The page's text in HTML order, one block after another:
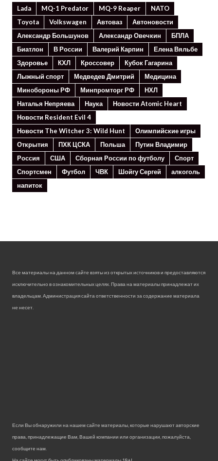
Lada MQ-1 Predator MQ-9 Reaper
NATO
Toyota
Volkswagen Автоваз
Автоновости
Александр Большунов
Александр Овечкин
БПЛА
Биатлон
В России Валерий Карпин
Елена Вяльбе
Здоровье
КХЛ Кроссовер
Кубок Гагарина
Лыжный спорт
Медведев Дмитрий
Медицина
Минoбороны РФ
Минпромторг РФ
НХЛ
Наталья Непряева
Наука
Новости Atomic Heart
Новости Resident Evil 4
Новости The Witcher 3: Wild Hunt
Олимпийские игры
Открытия
ПХК ЦСКА Польша
Путин Владимир
Россия
США Сборная России по футболу
Спорт
Спортсмен
Футбол ЧВК Шойгу Сергей
алкоголь
напиток
Все материалы на данном сайте взяты из открытых источников и предоставляются
исключительно в ознакомительных целях. Права на материалы принадлежат их
владельцам. Администрация сайта ответственности за содержание материала
не несет.
Если Вы обнаружили на нашем сайте материалы, которые нарушают авторские
права, принадлежащие Вам, Вашей компании или организации, пожалуйста,
сообщите нам.